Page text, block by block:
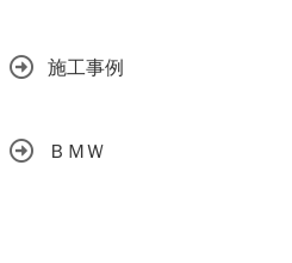
施工事例
ＢＭＷ